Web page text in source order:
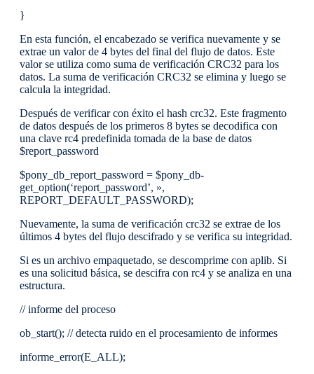
}
En esta función, el encabezado se verifica nuevamente y se
extrae un valor de 4 bytes del final del flujo de datos. Este
valor se utiliza como suma de verificación CRC32 para los
datos. La suma de verificación CRC32 se elimina y luego se
calcula la integridad.
Después de verificar con éxito el hash crc32. Este fragmento
de datos después de los primeros 8 bytes se decodifica con
una clave rc4 predefinida tomada de la base de datos
$report_password
$pony_db_report_password = $pony_db-
get_option(‘report_password’, »,
REPORT_DEFAULT_PASSWORD);
Nuevamente, la suma de verificación crc32 se extrae de los
últimos 4 bytes del flujo descifrado y se verifica su integridad.
Si es un archivo empaquetado, se descomprime con aplib. Si
es una solicitud básica, se descifra con rc4 y se analiza en una
estructura.
// informe del proceso
ob_start(); // detecta ruido en el procesamiento de informes
informe_error(E_ALL);